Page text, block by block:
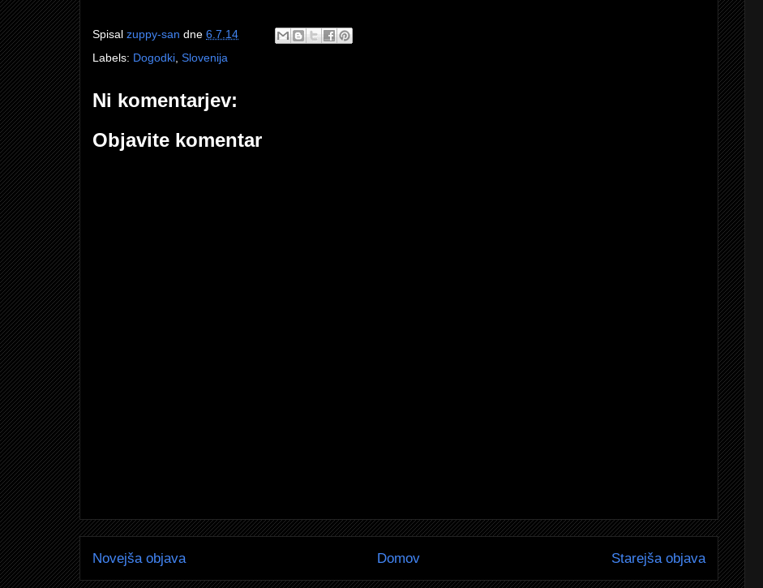
Spisal zuppy-san dne 6.7.14
Labels: Dogodki Slovenija
Ni komentarjev:
Objavite komentar
Novejša objava Starejša objava
Domov